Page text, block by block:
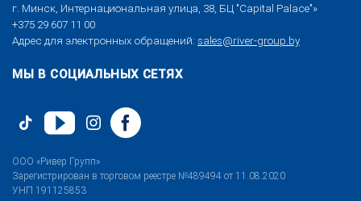
г. Минск, Интернациональная улица, 38, БЦ "Capital Palace"»
+375 29 607 11 00
Адрес для электронных обращений: sales@river-group.by
МЫ В СОЦИАЛЬНЫХ СЕТЯХ
ООО «Ривер Групп»
Зарегистрирован в торговом реестре №489494 от 11.08.2020
УНП 191125853